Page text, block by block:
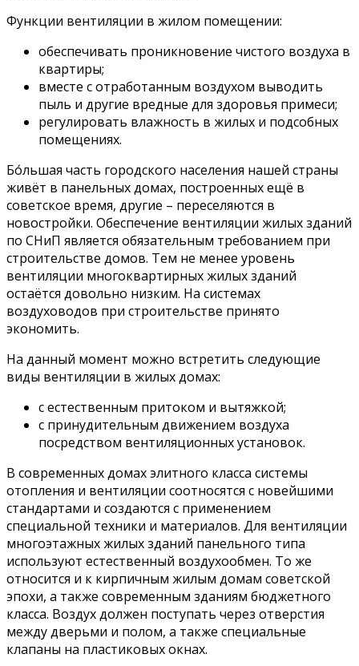
Функции вентиляции в жилом помещении:
обеспечивать проникновение чистого воздуха в
квартиры;
вместе с отработанным воздухом выводить
пыль и другие вредные для здоровья примеси;
регулировать влажность в жилых и подсобных
помещениях.
Бо́льшая часть городского населения нашей страны
живёт в панельных домах, построенных ещё в
советское время, другие – переселяются в
новостройки. Обеспечение вентиляции жилых зданий
по СНиП является обязательным требованием при
строительстве домов. Тем не менее уровень
вентиляции многоквартирных жилых зданий
остаётся довольно низким. На системах
воздуховодов при строительстве принято
экономить.
На данный момент можно встретить следующие
виды вентиляции в жилых домах:
с естественным притоком и вытяжкой;
с принудительным движением воздуха
посредством вентиляционных установок.
В современных домах элитного класса системы
отопления и вентиляции соотносятся с новейшими
стандартами и создаются с применением
специальной техники и материалов. Для вентиляции
многоэтажных жилых зданий панельного типа
используют естественный воздухообмен. То же
относится и к кирпичным жилым домам советской
эпохи, а также современным зданиям бюджетного
класса. Воздух должен поступать через отверстия
между дверьми и полом, а также специальные
клапаны на пластиковых окнах.